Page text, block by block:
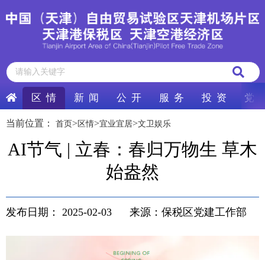
区 情 新 闻 公 开 服 务 投 资 党
当前位置： 首页> 区情>宜业宜居>文卫娱乐
AI节气 | 立春：春归万物生 草木
始盎然
发布日期： 2025-02-03 来源：保税区党建工作部